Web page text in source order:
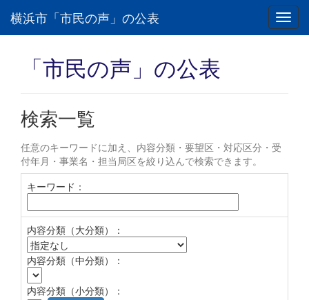
横浜市「市民の声」の公表
「市民の声」の公表
検索一覧
任意のキーワードに加え、内容分類・要望区・対応区分・受
付年月・事業名・担当局区を絞り込んで検索できます。
キーワード：
内容分類（大分類）：
内容分類（中分類）：
内容分類（小分類）：